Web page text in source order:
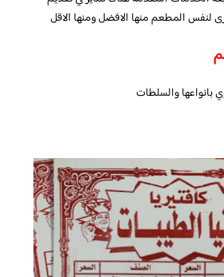
لنفس المطعم منها الافضل ومنها الاقل
بانواعها والسلطات